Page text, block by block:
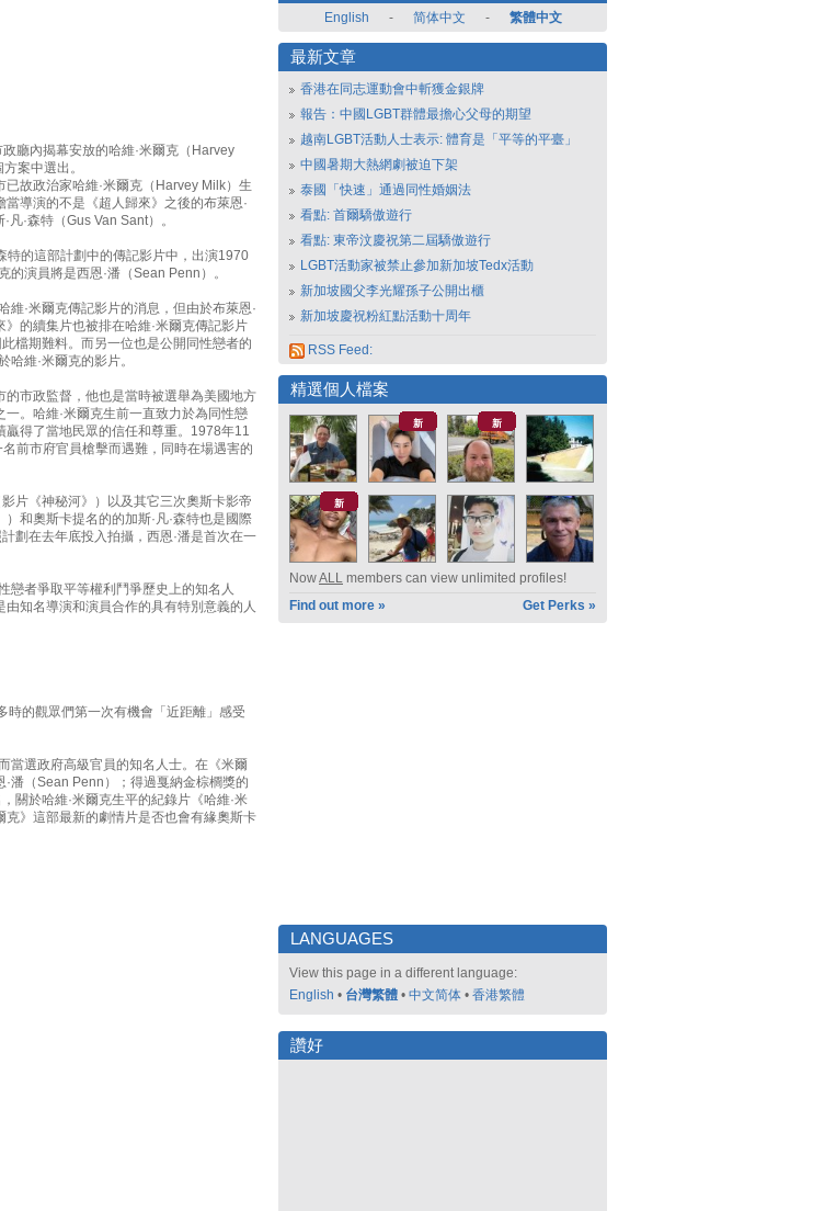
廳內揭幕安放的哈維·米爾克（Harvey
案中選出。
故政治家哈維·米爾克（Harvey Milk）生
導演的不是《超人歸來》之後的布萊恩·
·森特（Gus Van Sant）。
特的這部計劃中的傳記影片中，出演1970
的演員將是西恩·潘（Sean Penn）。
維·米爾克傳記影片的消息，但由於布萊恩·
的續集片也被排在哈維·米爾克傳記影片
檔期難料。而另一位也是公開同性戀者的
哈維·米爾克的影片。
市政監督，他也是當時被選舉為美國地方
。哈維·米爾克生前一直致力於為同性戀
得了當地民眾的信任和尊重。1978年11
前市府官員槍擊而遇難，同時在場遇害的
片《神秘河》）以及其它三次奧斯卡影帝
和奧斯卡提名的的加斯·凡·森特也是國際
劃在去年底投入拍攝，西恩·潘是首次在一
戀者爭取平等權利鬥爭歷史上的知名人
知名導演和演員合作的具有特別意義的人
的觀眾們第一次有機會「近距離」感受
當選政府高級官員的知名人士。在《米爾
潘（Sean Penn）；得過戛納金棕櫚獎的
關於哈維·米爾克生平的紀錄片《哈維·米
》這部最新的劇情片是否也會有緣奧斯卡
English - 简体中文 - 繁體中文
最新文章
香港在同志運動會中斬獲金銀牌
報告：中國LGBT群體最擔心父母的期望
越南LGBT活動人士表示: 體育是「平等的平臺」
中國暑期大熱網劇被迫下架
泰國「快速」通過同性婚姻法
看點: 首爾驕傲遊行
看點: 東帝汶慶祝第二屆驕傲遊行
LGBT活動家被禁止參加新加坡Tedx活動
新加坡國父李光耀孫子公開出櫃
新加坡慶祝粉紅點活動十周年
RSS Feed:
精選個人檔案
新 新
新
NowALL members can view unlimited profiles!
Find out more »
Get Perks »
LANGUAGES
View this page in a different language:
English • 台灣繁體 • 中文简体 • 香港繁體
讚好